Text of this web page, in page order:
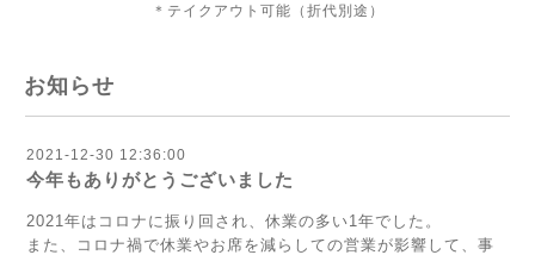
＊テイクアウト可能（折代別途）
お知らせ
2021-12-30 12:36:00
今年もありがとうございました
2021年はコロナに振り回され、休業の多い1年でした。
また、コロナ禍で休業やお席を減らしての営業が影響して、事